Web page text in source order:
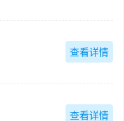
查看详情
查看详情